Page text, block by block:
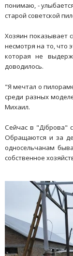
понимаю, -
старой советской
Хозяин показывает
несмотря на то, что
которая не
доводилось.
"Я мечтал о
среди разных
Михаил.
Сейчас в "Дiброва"
Обращаются и за
односельчанам
собственное